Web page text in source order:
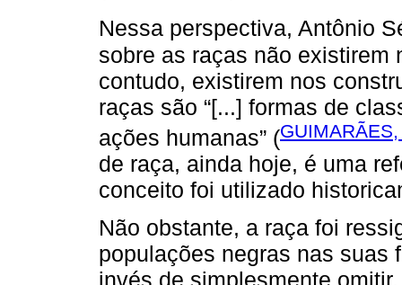
Nessa perspectiva, Antônio
sobre as raças não
contudo, existirem nos
raças são “[...] formas de
ações humanas” (
de raça, ainda hoje, é uma
conceito foi utilizado
Não obstante, a raça foi
populações negras nas suas
invés de simplesmente